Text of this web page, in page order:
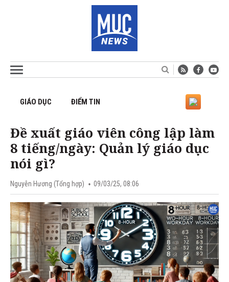
GIÁO DỤC ĐIỂM TIN
Đề xuất giáo viên công lập làm
8 tiếng/ngày: Quản lý giáo dục
nói gì?
Nguyễn Hương (Tổng hợp) 09/03/25, 08:06